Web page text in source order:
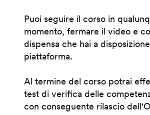
Puoi seguire il corso in
momento, fermare il video e
dispensa che hai a
piattaforma.
Al termine del corso potrai
test di verifica delle
con conseguente rilascio